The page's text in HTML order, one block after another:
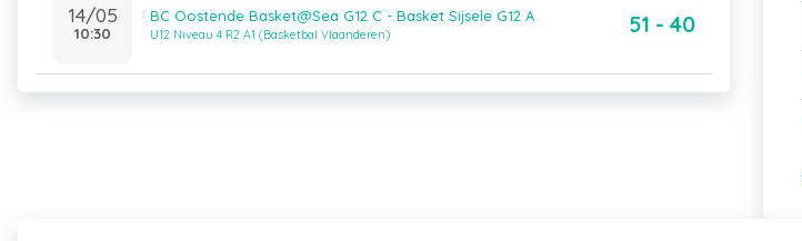
14/05
10:30
BC Oostende Basket@Sea G12 C - Basket Sijsele G12 A
U12 Niveau 4 R2 A1 (Basketbal Vlaanderen) 51 - 40